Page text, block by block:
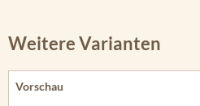
Weitere Varianten